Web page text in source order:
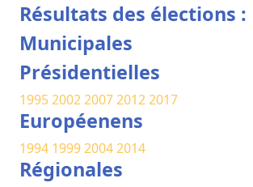
Résultats des élections :
Municipales
Présidentielles
19952002200720122017
Européenens
1994 199920042014
Régionales